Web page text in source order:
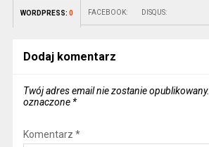
WORDPRESS: 0 FACEBOOK: DISQUS:
Dodaj komentarz
Twój adres email nie zostanie opublikowany.
oznaczone *
Komentarz *